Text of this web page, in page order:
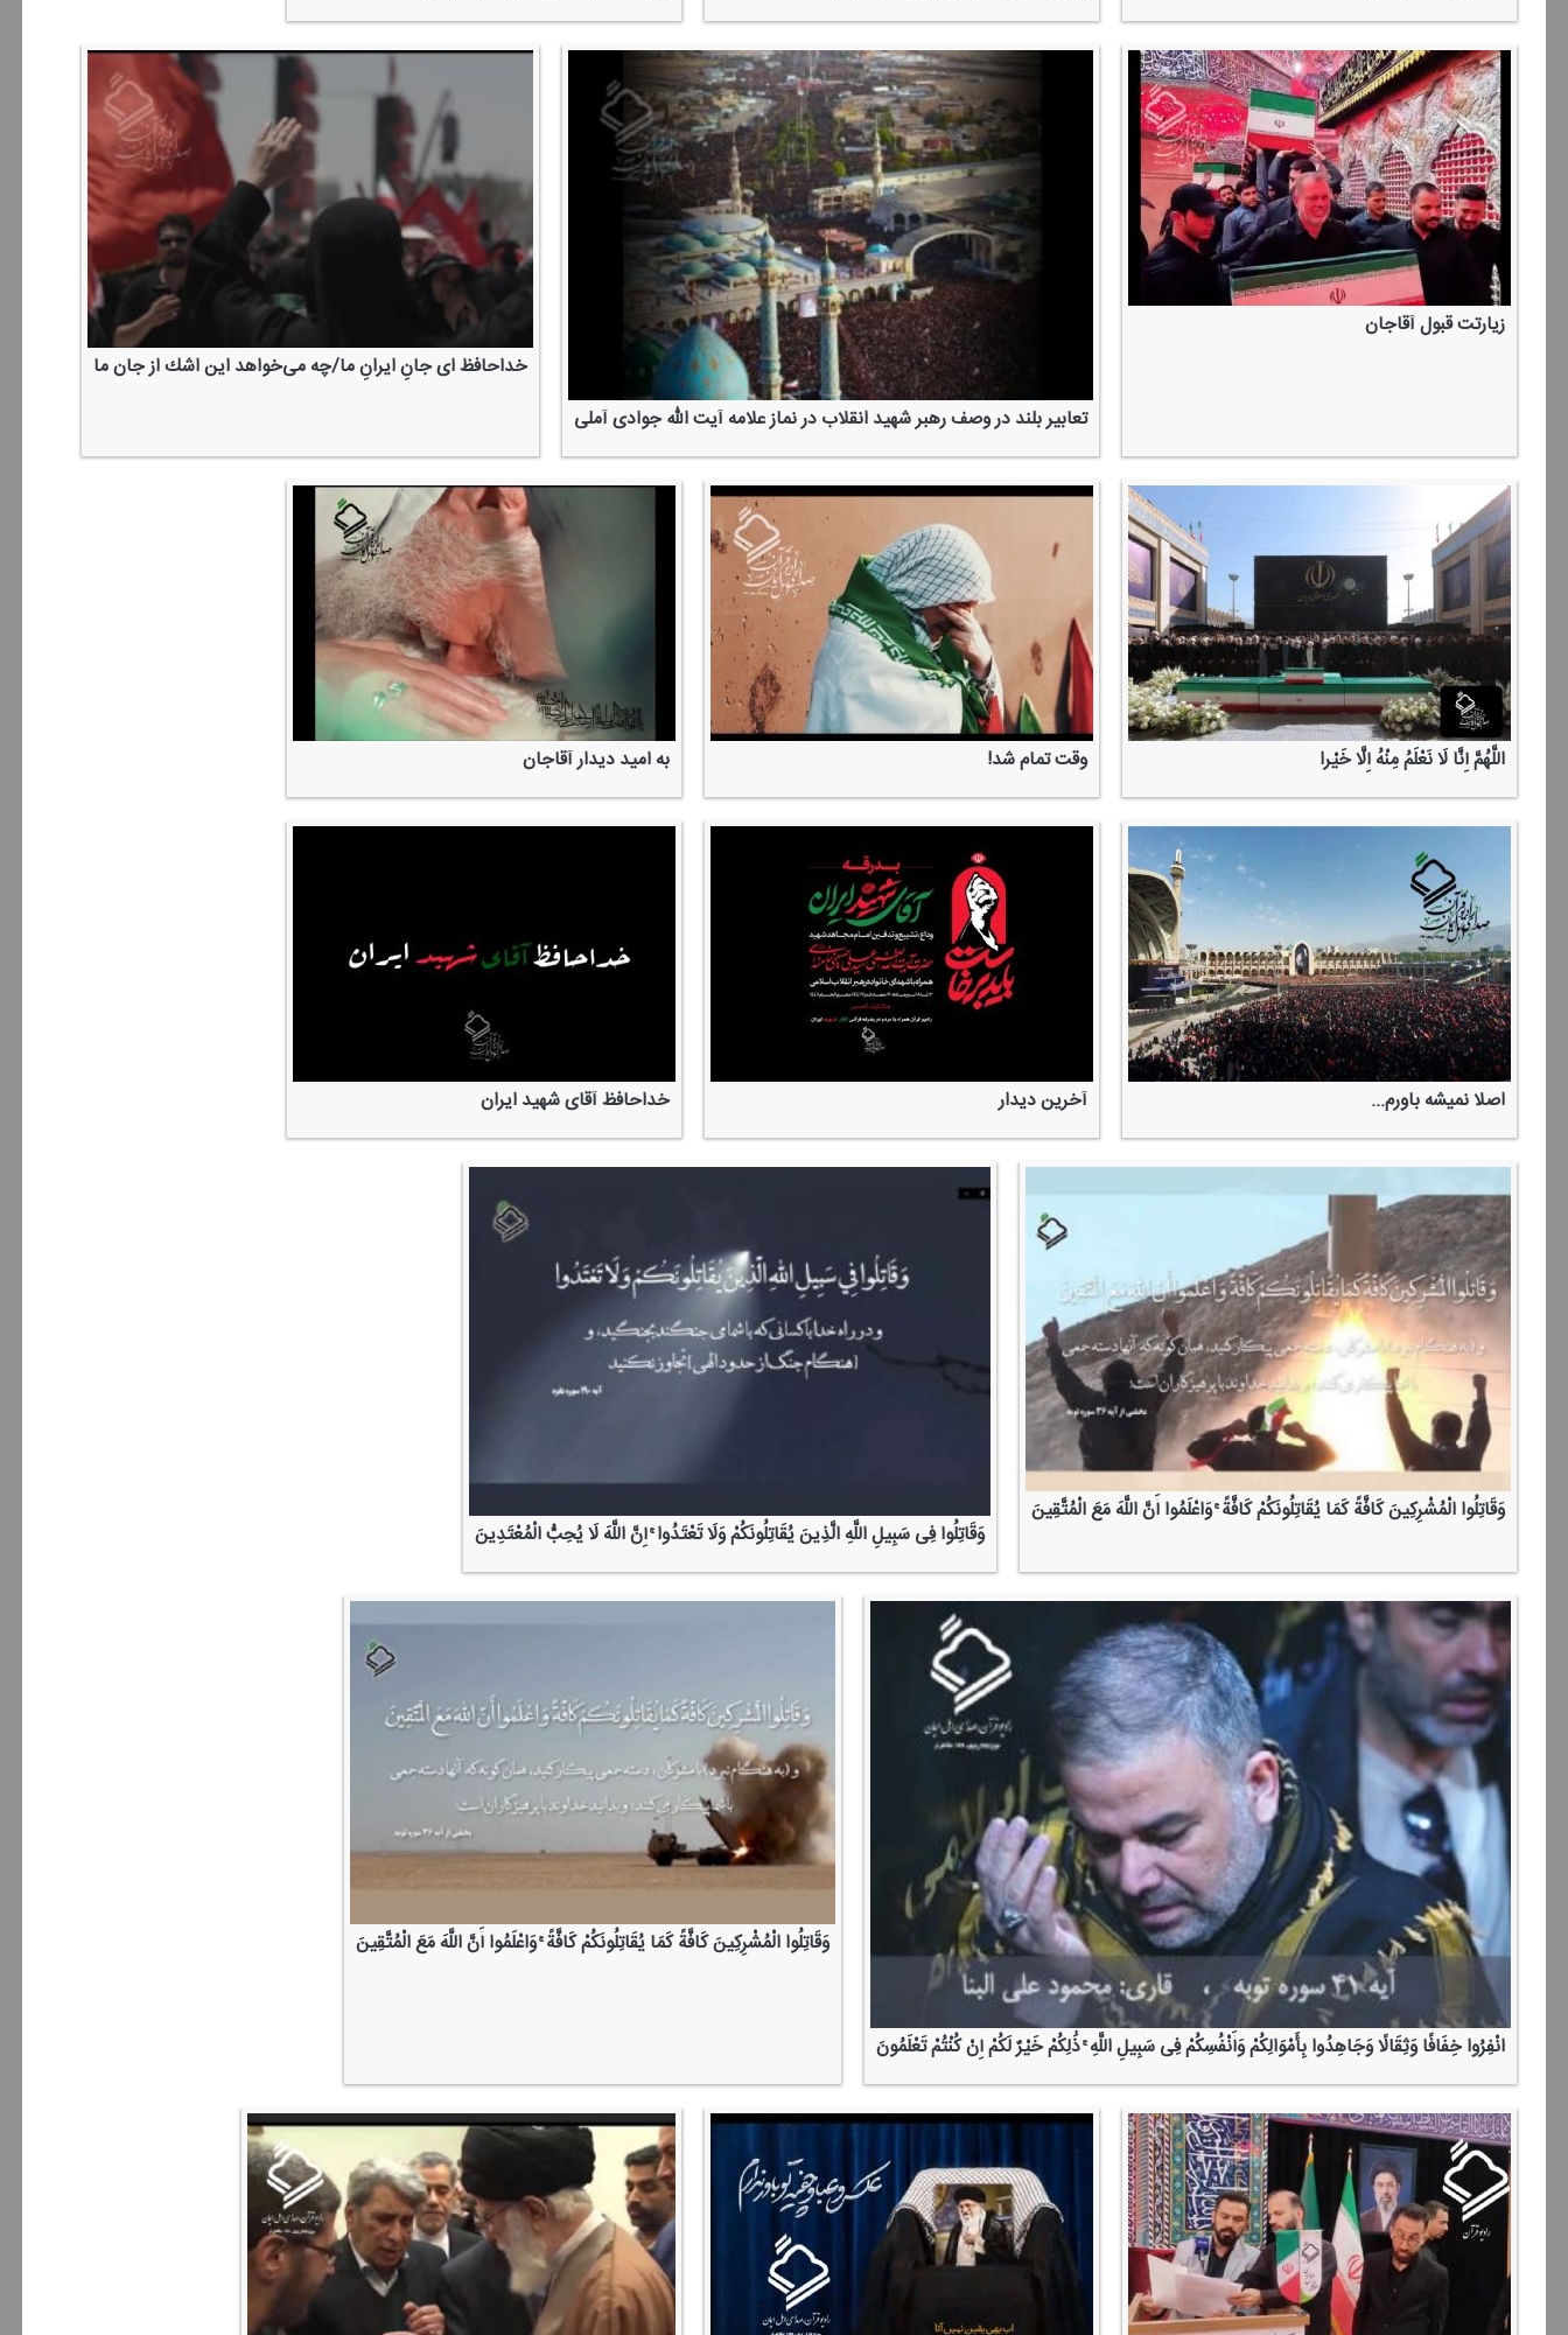
زیارتت قبول آقاجان
تعابیر بلند در وصف رهبر شهید انقلاب در نماز علامه آیت الله جوادی آملی
خداحافظ ای جانِ ایرانِ ما/چه می‌خواهد این اشك از جان ما
اللَّهُمَّ إِنَّا لَا نَعْلَمُ مِنْهُ إِلَّا خَیْرا وقت تمام شد! به امید دیدار آقاجان
اصلا نمیشه باورم... آخرین دیدار خداحافظ آقای شهید ایران
وَقَاتِلُوا الْمُشْرِكِینَ كَافَّةً كَمَا یُقَاتِلُونَكُمْ كَافَّةً ۚ وَاعْلَمُوا أَنَّ اللَّهَ مَعَ الْمُتَّقِینَ
وَقَاتِلُوا فِی سَبِیلِ اللَّهِ الَّذِینَ یُقَاتِلُونَكُمْ وَلَا تَعْتَدُوا ۚ إِنَّ اللَّهَ لَا یُحِبُّ الْمُعْتَدِینَ
انْفِرُوا خِفَافًا وَثِقَالًا وَجَاهِدُوا بِأَمْوَالِكُمْ وَأَنْفُسِكُمْ فِی سَبِیلِ اللَّهِ ۚ ذَٰلِكُمْ خَیْرٌ لَكُمْ إِنْ كُنْتُمْ تَعْلَمُونَ
وَقَاتِلُوا الْمُشْرِكِینَ كَافَّةً كَمَا یُقَاتِلُونَكُمْ كَافَّةً ۚ وَاعْلَمُوا أَنَّ اللَّهَ مَعَ الْمُتَّقِینَ